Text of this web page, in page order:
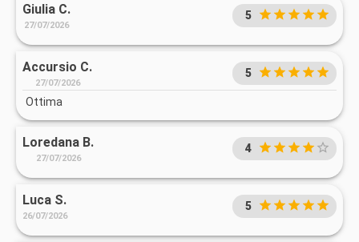
Giulia C.
27/07/2026
5
Accursio C.
27/07/2026
5
Ottima
Loredana B.
27/07/2026
4
Luca S.
26/07/2026
5